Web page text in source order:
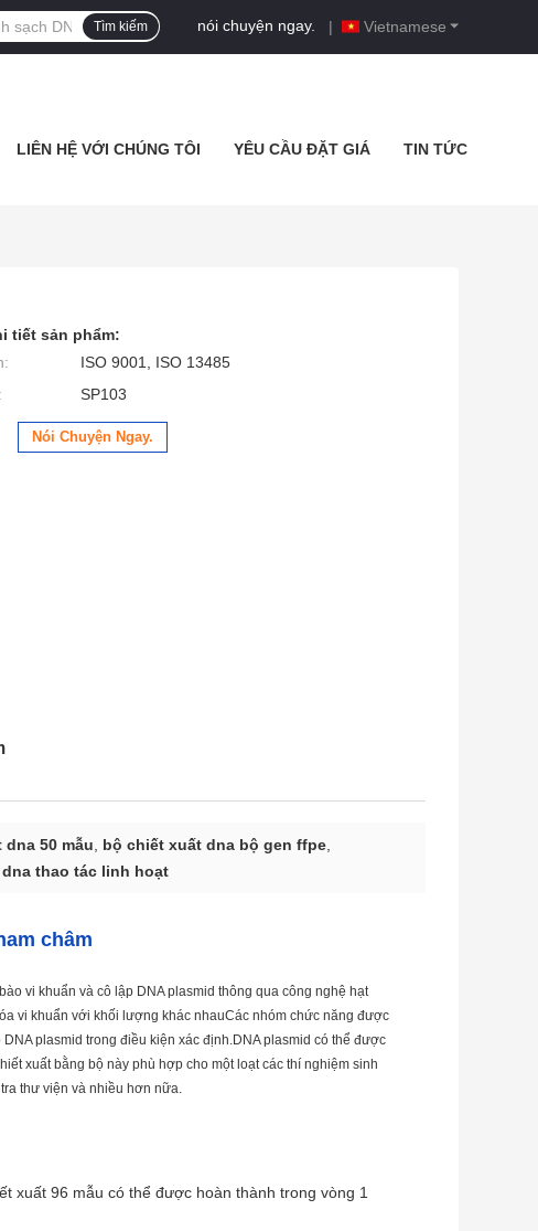
Vietnamese
nói chuyện ngay. |
Tìm kiếm
LIÊN HỆ VỚI CHÚNG TÔI YÊU CẦU ĐẶT GIÁ TIN TỨC
tiết sản phẩm:
ISO 9001, ISO 13485
SP103
Nói Chuyện Ngay.
50 mẫu, bộ chiết xuất dna bộ gen ffpe,
thao tác linh hoạt
châm
vi khuẩn và cô lập DNA plasmid thông qua công nghệ hạt
vi khuẩn với khối lượng khác nhauCác nhóm chức năng được
plasmid trong điều kiện xác định.DNA plasmid có thể được
xuất bằng bộ này phù hợp cho một loạt các thí nghiệm sinh
thư viện và nhiều hơn nữa.
xuất 96 mẫu có thể được hoàn thành trong vòng 1